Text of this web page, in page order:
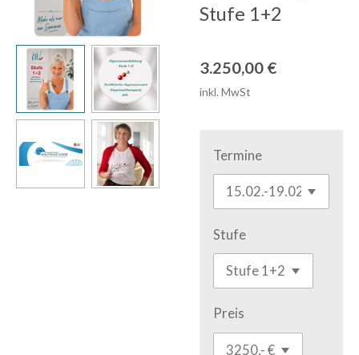
Stufe 1+2
3.250,00 €
inkl. MwSt
Termine
Stufe
Preis